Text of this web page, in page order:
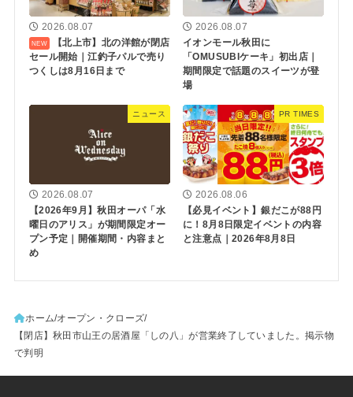
2026.08.07
【北上市】北の洋館が閉店
セール開始｜江釣子パルで売り
つくしは8月16日まで
2026.08.07
イオンモール秋田に
「OMUSUBIケーキ」初出店｜
期間限定で話題のスイーツが登
場
ニュース
2026.08.07
【2026年9月】秋田オーパ「水
曜日のアリス」が期間限定オー
プン予定｜開催期間・内容まと
め
PR TIMES
2026.08.06
【必見イベント】銀だこが88円
に！8月8日限定イベントの内容
と注意点｜2026年8月8日
ホーム オープン・クローズ
【閉店】秋田市山王の居酒屋「しの八」が営業終了していました。掲示物
で判明